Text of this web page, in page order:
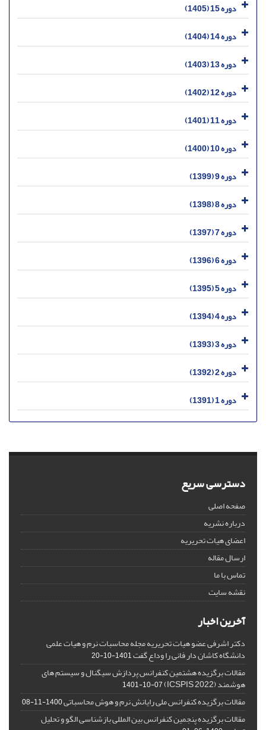
دوره 15 (1405)
دوره 14 (1404)
دوره 13 (1403)
دوره 12 (1402)
دوره 11 (1401)
دوره 10 (1400)
دوره 9 (1399)
دوره 8 (1398)
دوره 7 (1397)
دوره 6 (1396)
دوره 5 (1395)
دوره 4 (1394)
دوره 3 (1393)
دوره 2 (1392)
دوره 1 (1391)
دسترسی سریع
صفحه اصلی
درباره نشریه
اعضای هیات تحریریه
ارسال مقاله
تماس با ما
نقشه سایت
آخرین اخبار
دکتر اشرفی عضو هیات تحریریه مجله محاسبات نرم و هیات علمی
دانشگاه کاشان دار فانی را وداع گفت1401-10-20
مقالات برگزیده هشتمین کنفرانس پردازش سیگنال و سیستم های
هوشمند (ICSPIS 2022) 1401-10-07
مقالات برگزیده کنفرانس ملی رایانش نرم و هوش محاسباتی1400-11-08
مقالات برگزیده پنجمین کنفرانس بین المللی بازشناسی الگو و تحلیل